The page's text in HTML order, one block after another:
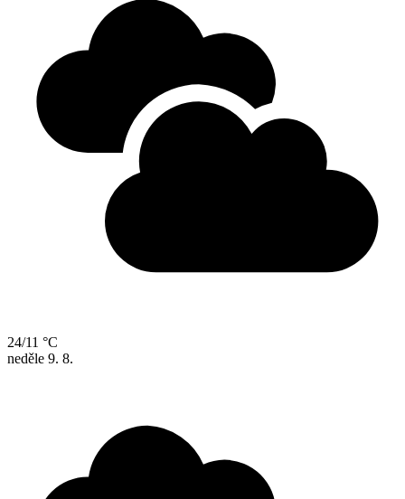
24/11 °C
neděle 9. 8.